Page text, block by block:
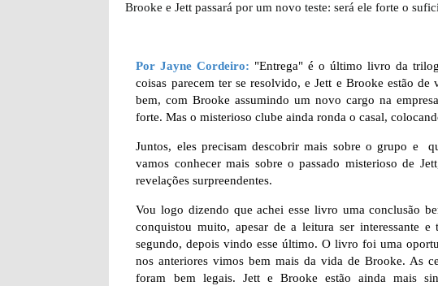
Brooke e Jett passará por um novo teste: será ele forte o
Por Jayne Cordeiro: "Entrega" é o último livro da
coisas parecem ter se resolvido, e Jett e Brooke estão
bem, com Brooke assumindo um novo cargo na
forte. Mas o misterioso clube ainda ronda o casal,
Juntos, eles precisam descobrir mais sobre o grupo e
vamos conhecer mais sobre o passado misterioso de
revelações surpreendentes.
Vou logo dizendo que achei esse livro uma conclusão
conquistou muito, apesar de a leitura ser interessante
segundo, depois vindo esse último. O livro foi uma
nos anteriores vimos bem mais da vida de Brooke. As
foram bem legais. Jett e Brooke estão ainda mais